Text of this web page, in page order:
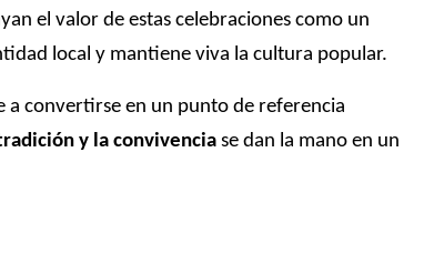
el valor de estas celebraciones como un
local y mantiene viva la cultura popular.
a convertirse en un punto de referencia
y la convivencia se dan la mano en un